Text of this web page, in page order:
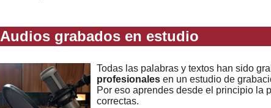
Audios grabados en estudio
Todas las palabras y textos han sido
profesionalesen un estudio de
Por eso aprendes desde el principio la
correctas.